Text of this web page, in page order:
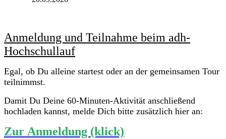
Anmeldung und Teilnahme beim adh-
Hochschullauf
Egal, ob Du alleine startest oder an der gemeinsamen Tour
teilnimmst.
Damit Du Deine 60-Minuten-Aktivität anschließend
hochladen kannst, melde Dich bitte zusätzlich hier an:
Zur Anmeldung (klick)